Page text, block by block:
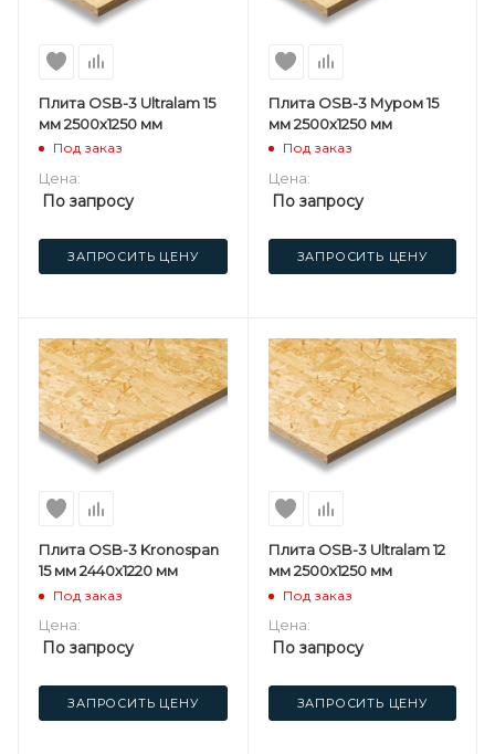
Плита OSB-3 Ultralam 15
мм 2500х1250 мм
Под заказ
Цена:
По запросу
ЗАПРОСИТЬ ЦЕНУ
Плита OSB-3 Муром 15
мм 2500х1250 мм
Под заказ
Цена:
По запросу
ЗАПРОСИТЬ ЦЕНУ
Плита OSB-3 Kronospan
15 мм 2440х1220 мм
Под заказ
Цена:
По запросу
ЗАПРОСИТЬ ЦЕНУ
Плита OSB-3 Ultralam 12
мм 2500х1250 мм
Под заказ
Цена:
По запросу
ЗАПРОСИТЬ ЦЕНУ